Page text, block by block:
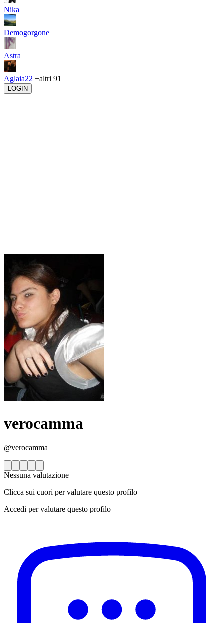
Nika_
Demogorgone
Astra_
Aglaia22 +altri 91
LOGIN
verocamma
@verocamma
Nessuna valutazione
Clicca sui cuori per valutare questo profilo
Accedi per valutare questo profilo